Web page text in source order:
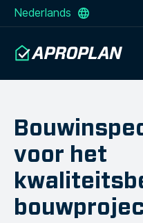
Nederlands
voor het